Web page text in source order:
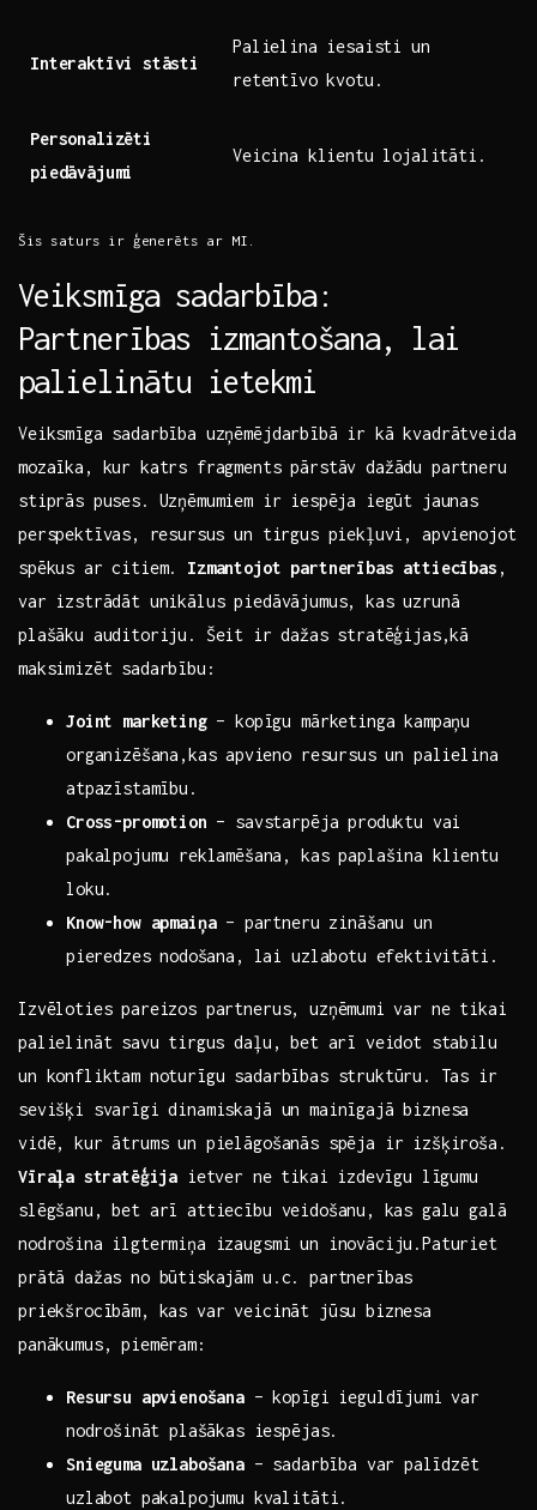
Interaktīvi ⁢stāsti
Palielina iesaisti un
retentīvo kvotu.
Personalizēti
piedāvājumi
Veicina klientu‌ lojalitāti.
Šis saturs ir ģenerēts ar‌ MI.
Veiksmīga sadarbība:
Partnerības izmantošana, lai
palielinātu ietekmi
Veiksmīga sadarbība uzņēmējdarbībā ir kā kvadrātveida
mozaīka, kur katrs fragments pārstāv dažādu partneru
stiprās puses. Uzņēmumiem ir ⁢iespēja iegūt jaunas
perspektīvas, ⁤resursus​ un tirgus piekļuvi, apvienojot
spēkus ar​ citiem.‍ Izmantojot partnerības​ attiecības ,
var izstrādāt unikālus piedāvājumus, kas uzrunā
plašāku auditoriju. Šeit ⁣ir dažas​ stratēģijas,kā​
maksimizēt sadarbību:
Joint marketing– kopīgu mārketinga kampaņu
organizēšana,kas ⁣apvieno ‌resursus ‍un palielina
atpazīstamību.
Cross-promotion – savstarpēja produktu vai
pakalpojumu reklamēšana, kas ​paplašina klientu⁢
loku.
Know-how apmaiņa⁣– partneru zināšanu un
⁣pieredzes nodošana, lai uzlabotu efektivitāti.
Izvēloties pareizos partnerus, uzņēmumi ⁣var ne tikai
palielināt ⁢savu tirgus daļu, bet arī veidot stabilu
un konfliktam noturīgu sadarbības struktūru. ⁢Tas ir
sevišķi svarīgi dinamiskajā un mainīgajā biznesa
vidē, kur ātrums un pielāgošanās spēja ir izšķiroša.
Vīraļa ⁤stratēģija ietver ne ⁤tikai izdevīgu līgumu
slēgšanu, bet arī attiecību veidošanu, ⁣kas galu galā
nodrošina ilgtermiņa izaugsmi un ‌inovāciju.Paturiet
prātā dažas no būtiskajām u.c. partnerības
priekšrocībām, kas var ‍veicināt jūsu biznesa
panākumus, piemēram:
Resursu apvienošana– kopīgi ieguldījumi var
⁢nodrošināt plašākas iespējas.
Snieguma uzlabošana–⁣ sadarbība var⁢ palīdzēt
uzlabot pakalpojumu kvalitāti.